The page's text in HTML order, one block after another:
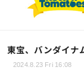
東宝、バンダイナ
2024.8.23 Fri 16:08